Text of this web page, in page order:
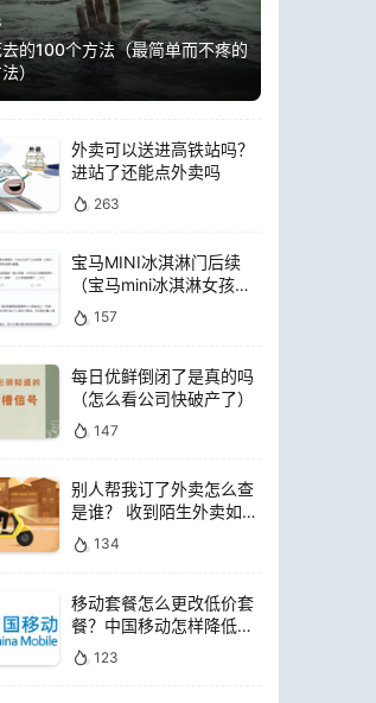
的100个方法（最简单而不疼的
）
外卖可以送进高铁站吗？
进站了还能点外卖吗
263
宝马MINI冰淇淋门后续
（宝马mini冰淇淋女孩员
工）157
每日优鲜倒闭了是真的吗
（怎么看公司快破产了）
147
别人帮我订了外卖怎么查
是谁？ 收到陌生外卖如何
查询是谁点的
134
移动套餐怎么更改低价套
餐？中国移动怎样降低套
餐费用
123